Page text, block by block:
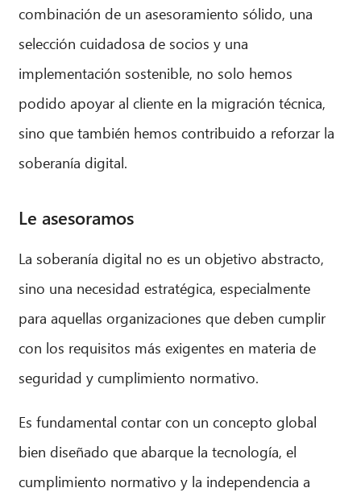
combinación de un asesoramiento sólido, una
selección cuidadosa de socios y una
implementación sostenible, no solo hemos
podido apoyar al cliente en la migración técnica,
sino que también hemos contribuido a reforzar la
soberanía digital.
Le asesoramos
La soberanía digital no es un objetivo abstracto,
sino una necesidad estratégica, especialmente
para aquellas organizaciones que deben cumplir
con los requisitos más exigentes en materia de
seguridad y cumplimiento normativo.
Es fundamental contar con un concepto global
bien diseñado que abarque la tecnología, el
cumplimiento normativo y la independencia a